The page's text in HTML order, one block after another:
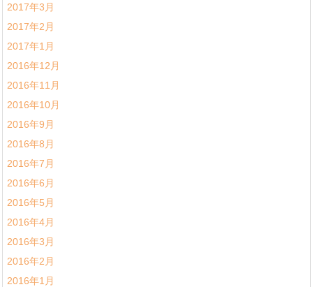
2017年3月
2017年2月
2017年1月
2016年12月
2016年11月
2016年10月
2016年9月
2016年8月
2016年7月
2016年6月
2016年5月
2016年4月
2016年3月
2016年2月
2016年1月